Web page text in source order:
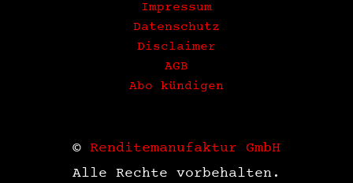
Impressum
Datenschutz
Disclaimer
AGB
Abo kündigen
© Renditemanufaktur GmbH
Alle Rechte vorbehalten.